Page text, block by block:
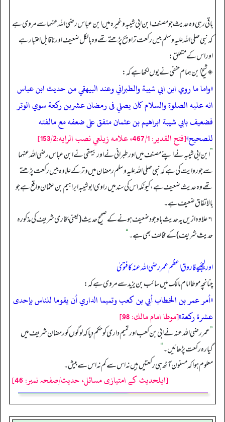
باقی رہی وہ حدیث جو مصنف ابن ابی شیبہ وغیرہ میں ابن عباس رضی اللہ عنہما سے مروی ہے
کہ نبی صلی اللہ علیہ وسلم بیس رکعت تراویح پڑھتے تھے وہ بالکل ضعیف اور ناقابل اعتبار ہے
اور اس کے متعلق:
◈ شیخ ابن ہمام حنفی نے یوں لکھا ہے کہ:
«واما ما روي ابن ابي شيبة والطبراني وعند البيهقي من حديث ابن عباس
انه عليه الصلوة والسلام كان يصلي فى رمضان عشرين ركعة سوي الوتر
فضعيف بابي شيبة ابراهيم بن عثمان متفق على ضعفه مع مالفته
للصحيح»[فتح القدير: 467/1، علامه زيلعي نصب الرايه:153/2]
”ابن ابی شیبہ نے اپنے مصنف میں اور طبرانی نے اور بیہقی نے ابن عباس رضی اللہ عنہما
سے جو روایت کی ہے کہ نبی صلی اللہ علیہ وسلم رمضان میں وتر کے علاوہ بیس رکعت پڑھتے
تھے وہ حدیث ضعیف ہے، کیونکہ اس کی سند میں راوی ابوشیبہ ابراہیم بن عثمان واقع ہے جو
بالاتفاق ضعیف ہے۔
↰ علاوہ ازیں یہ حدیث باوجود ضعیف ہونے کے صحیح حدیث (یعنی بخاری شریف کی مذکورہ
حدیث شریف) کے مخالف بھی ہے۔“
اور لیجئیے فاروق اعظم عمر رضی اللہ عنہ کا فتویٰ
چنانچہ موطا امام مالک میں سائب بن یزید سے مروی ہے کہ:
«أمر عمر بن الخطاب أبي بن كعب وتميما الداري أن يقوما للناس بإحدى
عشرة ركعة»[موطا امام مالك: 98]
”عمر رضی اللہ عنہ نے ابی بن کعب اور تمیم داری کو حکم دیا کہ لوگوں کو رمضان شریف میں
گیارہ رکعت پڑھائیں۔“
معلوم ہوا کہ مسنون آٹھ ہی رکعتیں ہیں نہ اس سے کم نہ اس سے بیش۔
[اہلحدیث کے امتیازی مسائل، حدیث/صفحہ نمبر: 46]